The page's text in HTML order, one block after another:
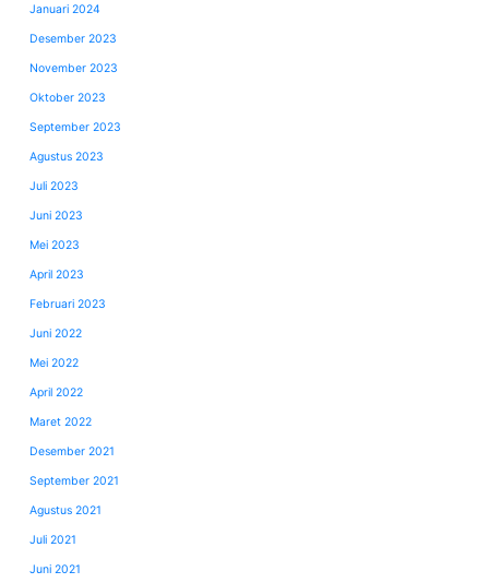
Januari 2024
Desember 2023
November 2023
Oktober 2023
September 2023
Agustus 2023
Juli 2023
Juni 2023
Mei 2023
April 2023
Februari 2023
Juni 2022
Mei 2022
April 2022
Maret 2022
Desember 2021
September 2021
Agustus 2021
Juli 2021
Juni 2021